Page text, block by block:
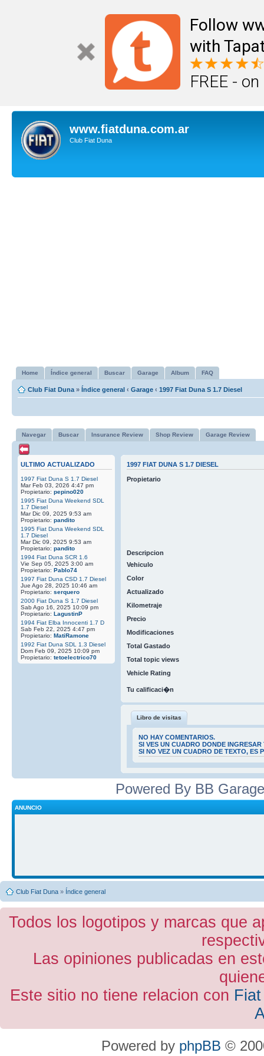
Follow
with
FREE -
www.fiatduna.com.ar
Club Fiat Duna
Home Índice general Buscar Garage Album FAQ
Club Fiat Duna » Índice general ‹ Garage ‹ 1997 Fiat Duna S 1.7 Diesel
Navegar Buscar Insurance Review Shop Review Garage Review
ULTIMO ACTUALIZADO
1997 Fiat Duna S 1.7 Diesel
Mar Feb 03, 2026 4:47 pm
Propietario: pepino020
1995 Fiat Duna Weekend SDL
1.7 Diesel
Mar Dic 09, 2025 9:53 am
Propietario: pandito
1995 Fiat Duna Weekend SDL
1.7 Diesel
Mar Dic 09, 2025 9:53 am
Propietario: pandito
1994 Fiat Duna SCR 1.6
Vie Sep 05, 2025 3:00 am
Propietario: Pablo74
1997 Fiat Duna CSD 1.7 Diesel
Jue Ago 28, 2025 10:46 am
Propietario: serquero
2000 Fiat Duna S 1.7 Diesel
Sab Ago 16, 2025 10:09 pm
Propietario: LagustinP
1994 Fiat Elba Innocenti 1.7 D
Sab Feb 22, 2025 4:47 pm
Propietario: MatiRamone
1992 Fiat Duna SDL 1.3 Diesel
Dom Feb 09, 2025 10:09 pm
Propietario: tetoelectrico70
1997 FIAT DUNA S 1.7 DIESEL
Propietario
Descripcion
Vehiculo
Color
Actualizado
Kilometraje
Precio
Modificaciones
Total Gastado
Total topic views
Vehicle Rating
Tu calificaci�n
Libro de visitas
NO HAY COMENTARIOS.
SI VES UN CUADRO DONDE
SI NO VEZ UN CUADRO DE TEXTO, ES
Powered By BB
ANUNCIO
Club Fiat Duna » Índice general
Todos los logotipos y marcas que
Las opiniones publicadas en
Este sitio no tiene relacion con
Powered by phpBB ©